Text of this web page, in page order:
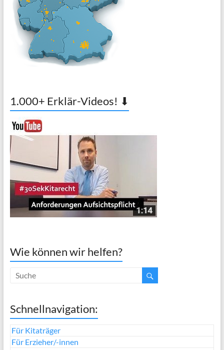
1.000+ Erklär-Videos! ⬇
Wie können wir helfen?
Schnellnavigation:
Für Kitaträger
Für Erzieher/-innen